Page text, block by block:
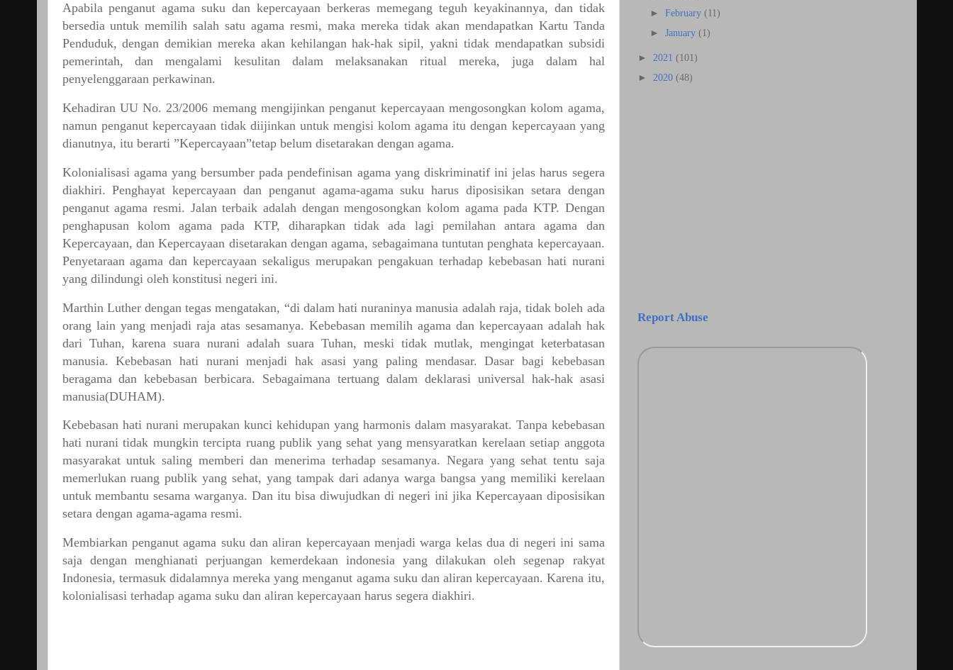
Apabila penganut agama suku dan kepercayaan berkeras memegang teguh keyakinannya, dan tidak
bersedia untuk memilih salah satu agama resmi, maka mereka tidak akan mendapatkan Kartu Tanda
Penduduk, dengan demikian mereka akan kehilangan hak-hak sipil, yakni tidak mendapatkan subsidi
pemerintah,
dan mengalami kesulitan dalam melaksanakan ritual mereka, juga dalam
hal
penyelenggaraan perkawinan.
Kehadiran UU No. 23/2006 memang mengijinkan penganut kepercayaan mengosongkan kolom agama,
namun penganut kepercayaan tidak diijinkan untuk mengisi kolom agama itu dengan kepercayaan yang
dianutnya, itu berarti ”Kepercayaan”tetap belum disetarakan dengan agama.
Kolonialisasi agama yang bersumber pada pendefinisan agama yang diskriminatif ini jelas harus segera
diakhiri. Penghayat kepercayaan dan penganut agama-agama suku harus diposisikan setara dengan
penganut agama resmi. Jalan terbaik adalah dengan mengosongkan kolom agama pada KTP. Dengan
penghapusan
kolom agama pada KTP, diharapkan tidak ada lagi pemilahan antara agama
dan
Kepercayaan, dan Kepercayaan disetarakan dengan agama, sebagaimana tuntutan penghata kepercayaan.
Penyetaraan agama dan kepercayaan sekaligus merupakan pengakuan terhadap kebebasan hati nurani
yang dilindungi oleh konstitusi negeri ini.
Marthin Luther dengan tegas mengatakan, “di dalam hati nuraninya manusia adalah raja, tidak boleh ada
orang lain yang menjadi raja atas sesamanya. Kebebasan memilih agama dan kepercayaan adalah hak
dari Tuhan, karena suara nurani adalah suara Tuhan, meski tidak mutlak, mengingat keterbatasan
manusia.
Kebebasan hati nurani menjadi hak asasi yang paling mendasar. Dasar bagi kebebasan
beragama dan kebebasan berbicara. Sebagaimana tertuang dalam deklarasi universal hak-hak asasi
manusia(DUHAM).
Kebebasan hati nurani merupakan kunci kehidupan yang harmonis dalam masyarakat. Tanpa kebebasan
hati nurani tidak mungkin tercipta ruang publik yang sehat yang mensyaratkan kerelaan setiap anggota
masyarakat untuk saling memberi dan menerima terhadap sesamanya. Negara yang sehat tentu saja
memerlukan ruang publik yang sehat, yang tampak dari adanya warga bangsa yang memiliki kerelaan
untuk membantu sesama warganya. Dan itu bisa diwujudkan di negeri ini jika Kepercayaan diposisikan
setara dengan agama-agama resmi.
Membiarkan penganut agama suku dan aliran kepercayaan menjadi warga kelas dua di negeri ini sama
saja dengan menghianati perjuangan kemerdekaan indonesia yang dilakukan oleh segenap rakyat
Indonesia, termasuk didalamnya mereka yang menganut agama suku dan aliran kepercayaan. Karena itu,
kolonialisasi terhadap agama suku dan aliran kepercayaan harus segera diakhiri.
► February (11)
► January (1)
► 2021 (101)
► 2020 (48)
Report Abuse